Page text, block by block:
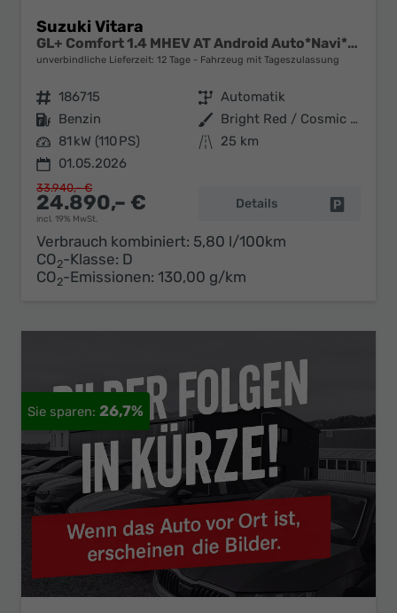
Suzuki Vitara
GL+ Comfort 1.4 MHEV AT Android Auto*Navi*SHZ*ACC*Kamera*Klimauto*LED*PrivacyGlas
unverbindliche Lieferzeit: 12 Tage Fahrzeug mit Tageszulassung
Fahrzeugnr. 186715 Getriebe Automatik
Kraftstoff Benzin Außenfarbe
Bright Red / Cosmic Black Pearl Metallic
Leistung 81 kW (110 PS) Kilometerstand
25 km
01.05.2026
24.890,– €
incl. 19% MwSt.
33.940,– €
Details
Verbrauch kombiniert: 5,80 l/100km
CO2-Klasse: D
CO2-Emissionen: 130,00 g/km
26,7%